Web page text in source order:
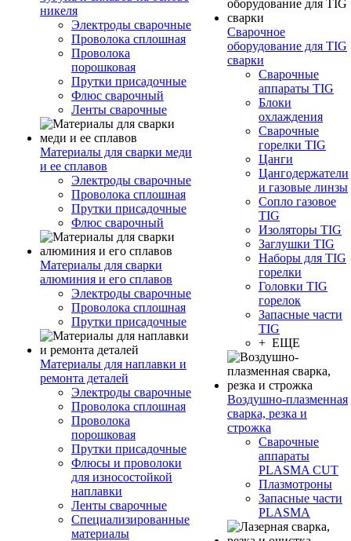
никеля
Электроды сварочные
Проволока сплошная
Проволока
порошковая
Прутки присадочные
Флюс сварочный
Ленты сварочные
Материалы для сварки меди
и ее сплавов
Электроды сварочные
Проволока сплошная
Прутки присадочные
Флюс сварочный
Материалы для сварки
алюминия и его сплавов
Электроды сварочные
Проволока сплошная
Прутки присадочные
Материалы для наплавки и
ремонта деталей
Электроды сварочные
Проволока сплошная
Проволока
порошковая
Прутки присадочные
Флюсы и проволоки
для износостойкой
наплавки
Ленты сварочные
Специализированные
материалы
Сварочное
оборудование для TIG
сварки
Сварочные
аппараты TIG
Блоки
охлаждения
Сварочные
горелки TIG
Цанги
Цангодержатели
и газовые линзы
Сопло газовое
TIG
Изоляторы TIG
Заглушки TIG
Наборы для TIG
горелки
Головки TIG
горелок
Запасные части
TIG
+ ЕЩЕ
Воздушно-плазменная
сварка, резка и
строжка
Сварочные
аппараты
PLASMA CUT
Плазмотроны
Запасные части
PLASMA